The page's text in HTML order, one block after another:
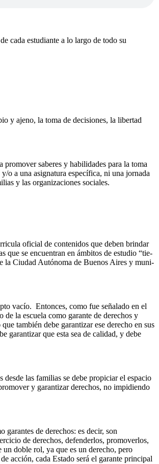
cada estudiante a lo largo de todo su
y ajeno, la toma de decisiones, la libertad
promover saberes y habilidades para la toma
o a una asignatura específica, ni una jornada
y las organizaciones sociales.
oficial de contenidos que deben brindar
que se encuentran en ámbitos de es­tu­dio “tie­
la Ciu­dad Au­tó­no­ma de Bue­nos Aires y mu­ni­
vacío. Entonces, como fue señalado en el
la escuela como garante de derechos y
también debe garantizar ese derecho en sus
garantizar que esta sea de calidad, y debe
desde las familias se debe propiciar el espacio
y garantizar derechos, no impidiendo
de derechos: es decir, son
de derechos, defenderlos, promoverlos,
doble rol, ya que es un derecho, pero
acción, cada Estado será el garante principal